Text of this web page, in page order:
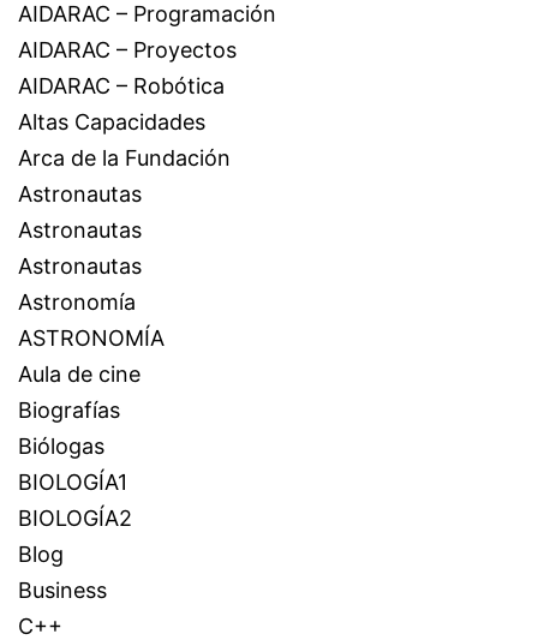
AIDARAC – Programación
AIDARAC – Proyectos
AIDARAC – Robótica
Altas Capacidades
Arca de la Fundación
Astronautas
Astronautas
Astronautas
Astronomía
ASTRONOMÍA
Aula de cine
Biografías
Biólogas
BIOLOGÍA1
BIOLOGÍA2
Blog
Business
C++